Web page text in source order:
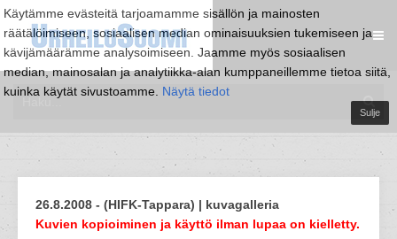
Käytämme evästeitä tarjoamamme sisällön ja mainosten
räätälöimiseen, sosiaalisen median ominaisuuksien tukemiseen ja
kävijämäärämme analysoimiseen. Jaamme myös sosiaalisen
median, mainosalan ja analytiikka-alan kumppaneillemme tietoa siitä,
kuinka käytät sivustoamme. Näytä tiedot
Sulje
26.8.2008 - (HIFK-Tappara) | kuvagalleria
Kuvien kopioiminen ja käyttö ilman lupaa on kielletty.